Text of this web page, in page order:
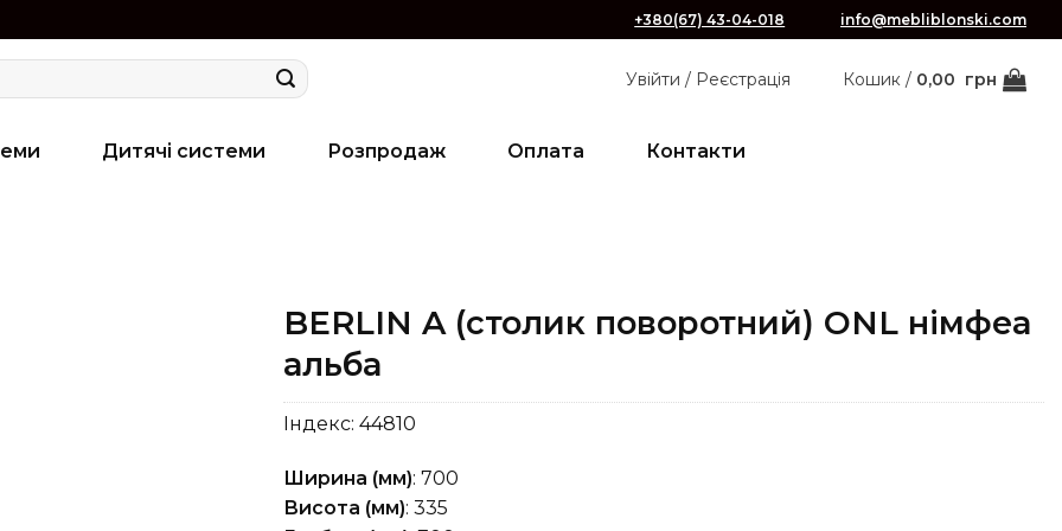
+380(67) 43-04-018 info@mebliblonski.com
Увійти / Реєстрація Кошик / 0,00 грн
Дитячі системи Розпродаж Оплата Контакти
BERLIN A (столик поворотний) ONL німфеа
альба
Індекс: 44810
Ширина (мм): 700
Висота (мм): 335